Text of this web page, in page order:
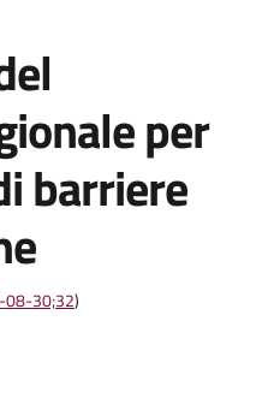
per
barriere
08-30;32)